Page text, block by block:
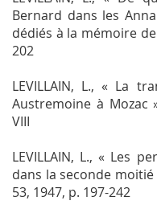
Bernard dans les
dédiés à la mémoire
202
LEVILLAIN, L., « La
Austremoine à Mozac
VIII
LEVILLAIN, L., « Les
dans la seconde moitié
53, 1947, p. 197-242